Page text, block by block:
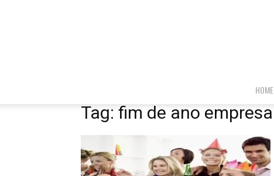
HOME
Tag: fim de ano empresa